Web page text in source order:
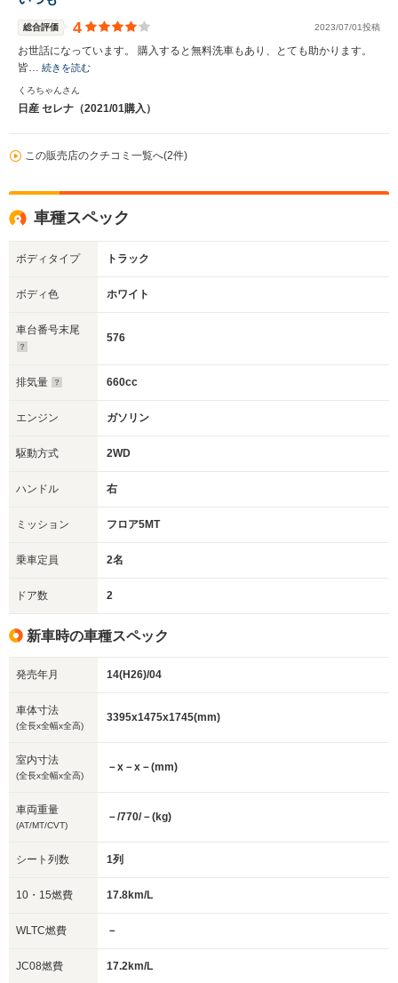
総合評価 4 2023/07/01投稿
お世話になっています。 購入すると無料洗車もあり、とても助かります。
皆… 続きを読む
くろちゃんさん
日産 セレナ（2021/01購入）
この販売店のクチコミ一覧へ(2件)
車種スペック
ボディタイプ トラック
ボディ色 ホワイト
車台番号末尾
576
排気量 660cc
エンジン ガソリン
駆動方式 2WD
ハンドル 右
ミッション フロア5MT
乗車定員 2名
ドア数 2
新車時の車種スペック
発売年月 14(H26)/04
車体寸法
(全長x全幅x全高)
3395x1475x1745(mm)
室内寸法
(全長x全幅x全高)
－x－x－(mm)
車両重量
(AT/MT/CVT)
－/770/－(kg)
シート列数 1列
10・15燃費 17.8km/L
WLTC燃費 －
JC08燃費 17.2km/L